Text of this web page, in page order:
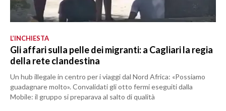
L’INCHIESTA
Gli affari sulla pelle dei migranti: a Cagliari la regia
della rete clandestina
Un hub illegale in centro per i viaggi dal Nord Africa: «Possiamo
guadagnare molto». Convalidati gli otto fermi eseguiti dalla
Mobile: il gruppo si preparava al salto di qualità